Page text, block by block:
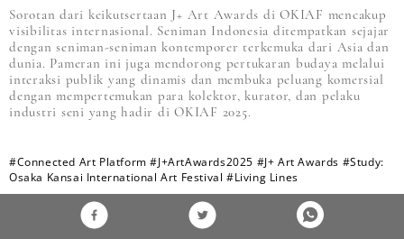
Sorotan dari keikutsertaan J+ Art Awards di OKIAF mencakup
visibilitas internasional. Seniman Indonesia ditempatkan sejajar
dengan seniman-seniman kontemporer terkemuka dari Asia dan
dunia. Pameran ini juga mendorong pertukaran budaya melalui
interaksi publik yang dinamis dan membuka peluang komersial
dengan mempertemukan para kolektor, kurator, dan pelaku
industri seni yang hadir di OKIAF 2025.
#Connected Art Platform #J+ArtAwards2025 #J+ Art Awards #Study:
Osaka Kansai International Art Festival #Living Lines